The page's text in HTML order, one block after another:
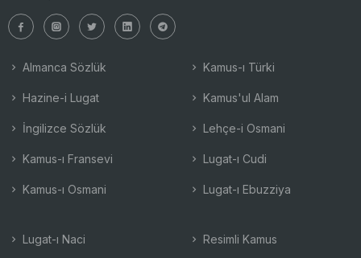
Almanca Sözlük
Hazine-i Lugat
İngilizce Sözlük
Kamus-ı Fransevi
Kamus-ı Osmani
Kamus-ı Türki
Kamus'ul Alam
Lehçe-i Osmani
Lugat-ı Cudi
Lugat-ı Ebuzziya
Lugat-ı Naci Resimli Kamus